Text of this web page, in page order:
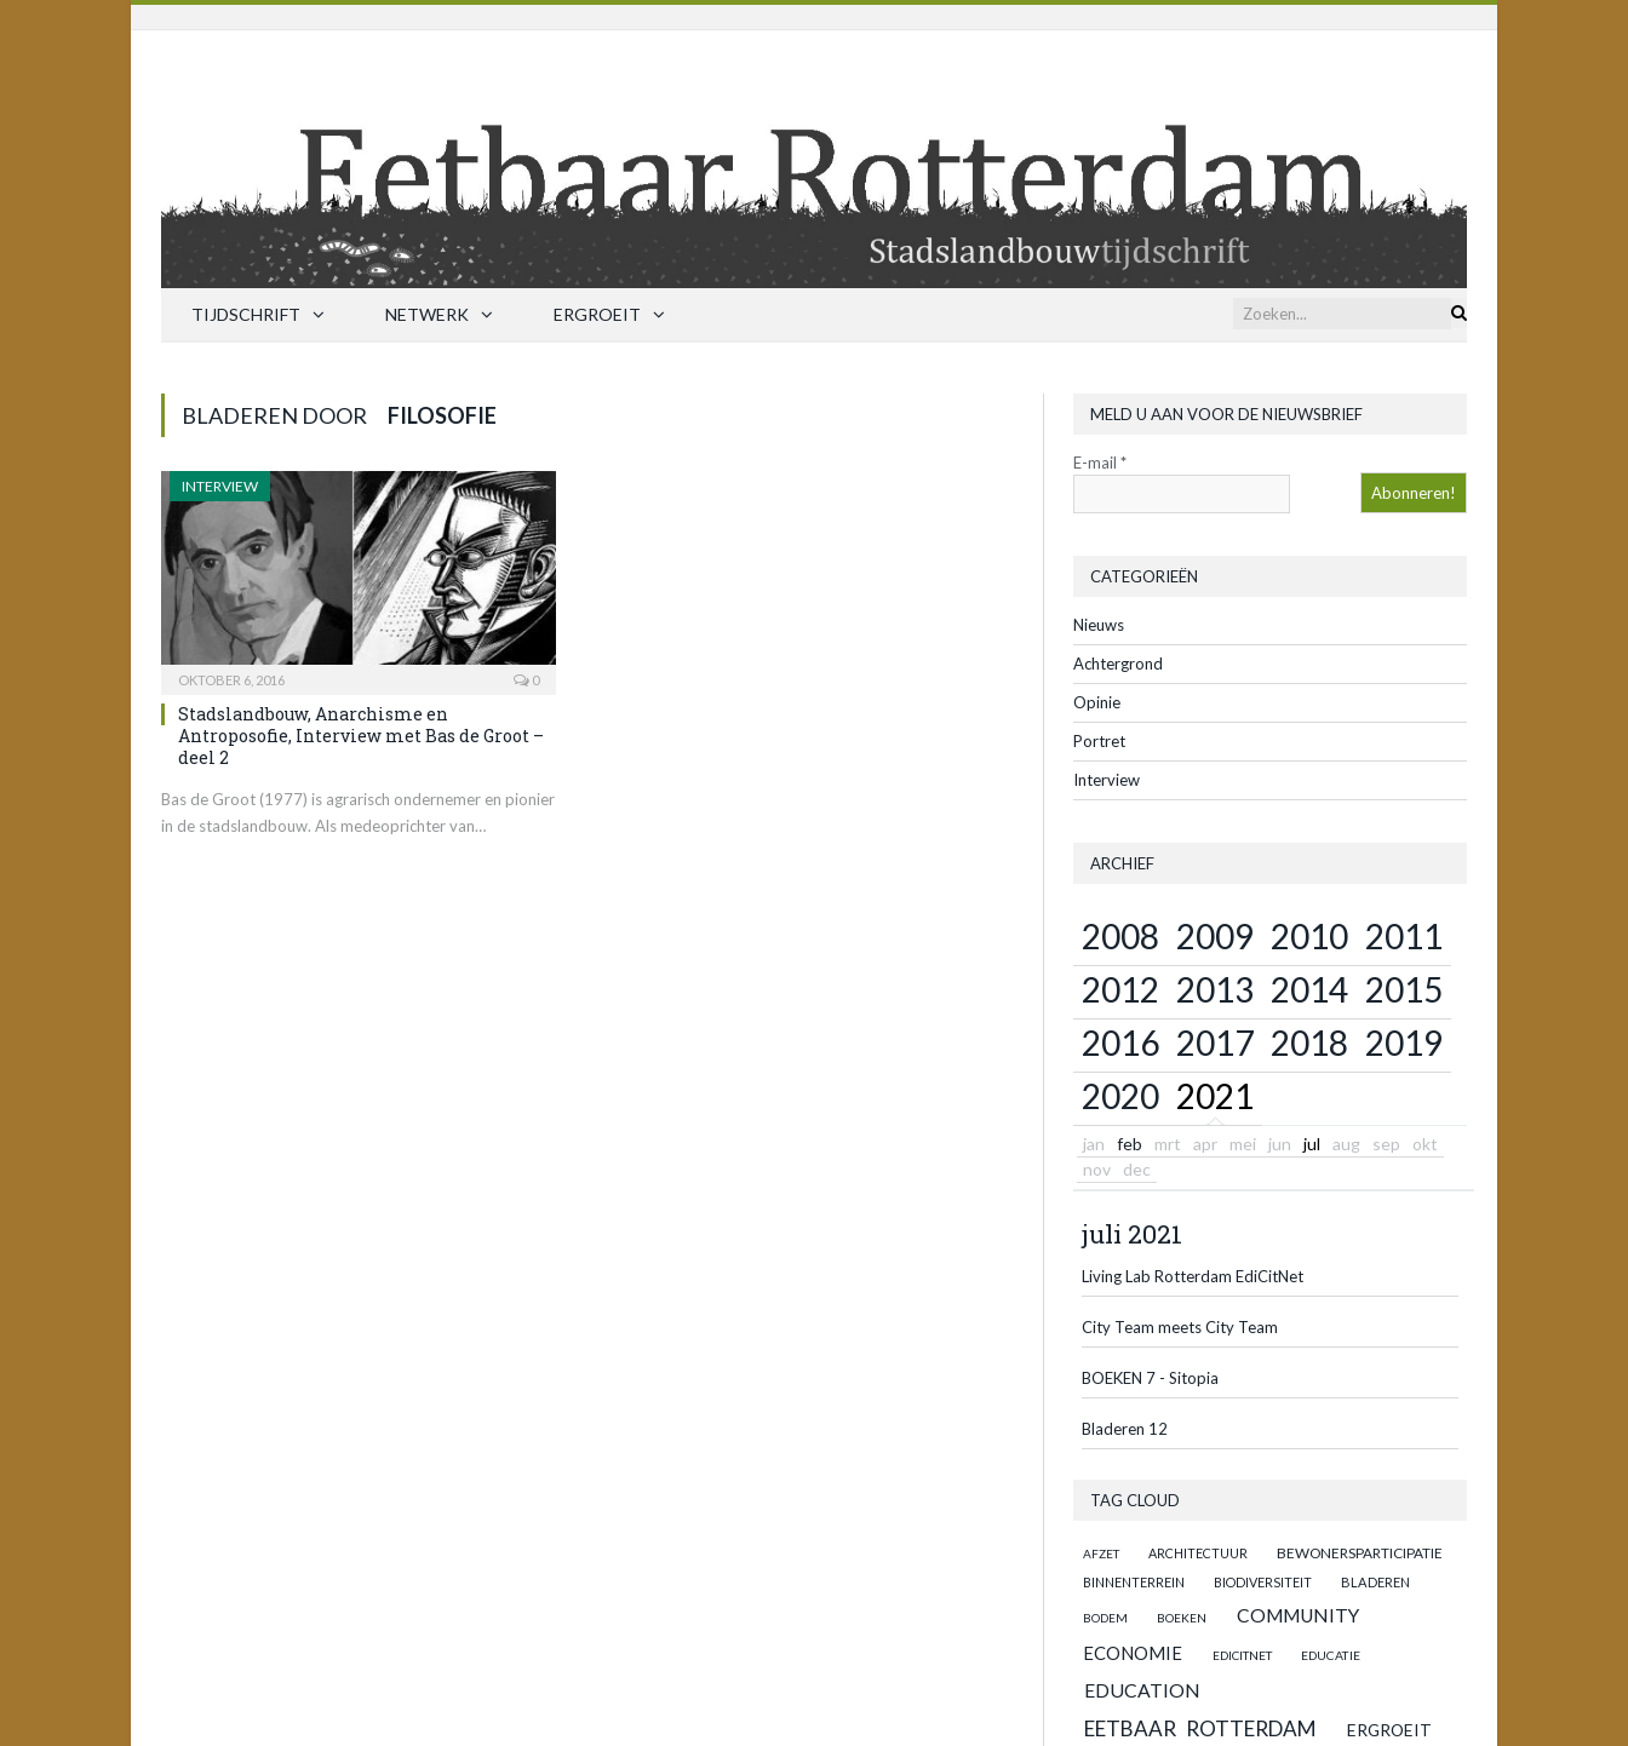
TIJDSCHRIFT NETWERK ERGROEIT
BLADEREN DOOR FILOSOFIE
INTERVIEW
OKTOBER 6, 2016 0
Stadslandbouw, Anarchisme en
Antroposofie, Interview met Bas de Groot –
deel 2
Bas de Groot (1977) is agrarisch ondernemer en pionier
in de stadslandbouw. Als medeoprichter van…
MELD U AAN VOOR DE NIEUWSBRIEF
E-mail *
CATEGORIEËN
Nieuws
Achtergrond
Opinie
Portret
Interview
ARCHIEF
2008 2009 2010 2011
2012 2013 2014 2015
2016 2017 2018 2019
2020 2021
jan feb mrt apr mei jun jul aug sep
okt
nov
dec
juli 2021
Living Lab Rotterdam EdiCitNet
City Team meets City Team
BOEKEN 7 - Sitopia
Bladeren 12
TAG CLOUD
AFZET ARCHITECTUUR BEWONERSPARTICIPATIE
BINNENTERREIN BIODIVERSITEIT BLADEREN
BODEM BOEKEN
COMMUNITY
ECONOMIE
EDICITNET EDUCATIE
EDUCATION
EETBAAR ROTTERDAM ERGROEIT